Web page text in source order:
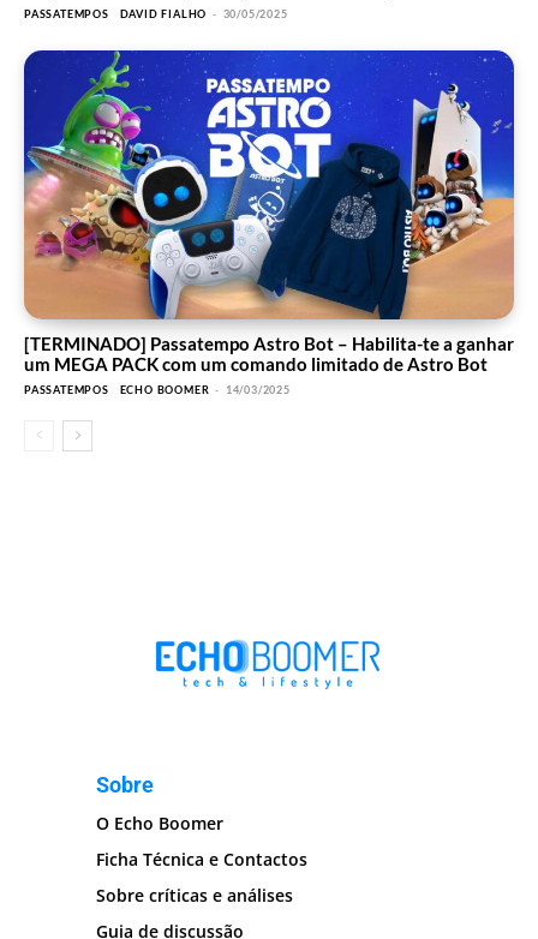
PASSATEMPOS DAVID FIALHO - 30/05/2025
[TERMINADO] Passatempo Astro Bot – Habilita-te a ganhar
um MEGA PACK com um comando limitado de Astro Bot
PASSATEMPOS ECHO BOOMER - 14/03/2025
Sobre
O Echo Boomer
Ficha Técnica e Contactos
Sobre críticas e análises
Guia de discussão